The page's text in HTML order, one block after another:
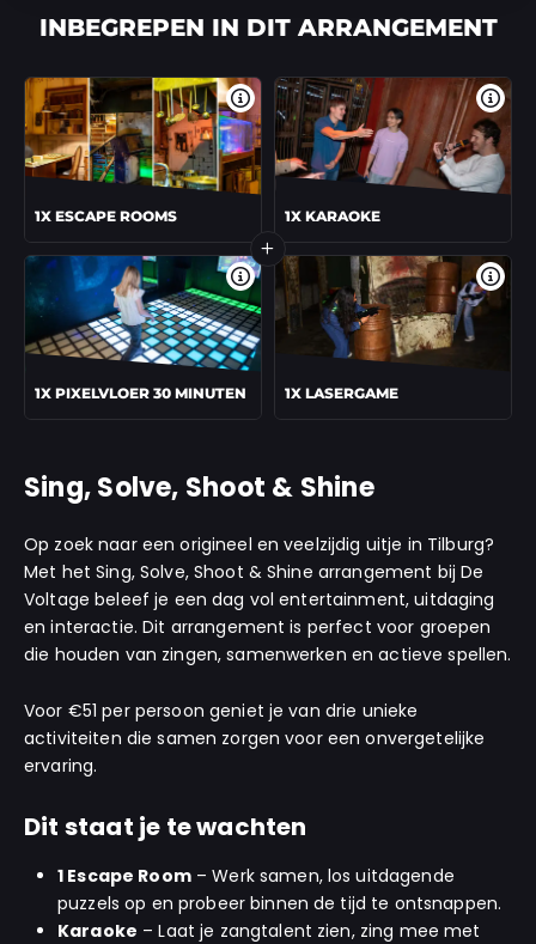
INBEGREPEN IN DIT ARRANGEMENT
Meer informatie
1X ESCAPE ROOMS 1X KARAOKE
Meer informatie
1X PIXELVLOER 30 MINUTEN 1X LASERGAME
Sing, Solve, Shoot & Shine
Op zoek naar een origineel en veelzijdig uitje in Tilburg?
Met het Sing, Solve, Shoot & Shine arrangement bij De
Voltage beleef je een dag vol entertainment, uitdaging
en interactie. Dit arrangement is perfect voor groepen
die houden van zingen, samenwerken en actieve spellen.
Voor €51 per persoon geniet je van drie unieke
activiteiten die samen zorgen voor een onvergetelijke
ervaring.
Dit staat je te wachten
1 Escape Room– Werk samen, los uitdagende
puzzels op en probeer binnen de tijd te ontsnappen.
Karaoke – Laat je zangtalent zien, zing mee met